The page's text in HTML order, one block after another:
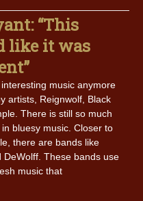
“This
like it was
music anymore
artists, Reignwolf, Black
There is still so much
bluesy music. Closer to
there are bands like
DeWolff. These bands use
music that